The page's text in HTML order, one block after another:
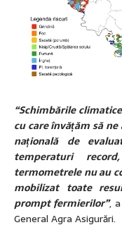
“Schimbările
cu care învățăm să
națională de
temperaturi
termometrele nu au
mobilizat toate
prompt fermierilor”,
General Agra Asigurări.